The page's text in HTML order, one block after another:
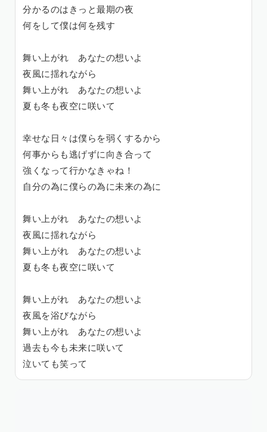
分かるのはきっと最期の夜
何をして僕は何を残す
舞い上がれ あなたの想いよ
夜風に揺れながら
舞い上がれ あなたの想いよ
夏も冬も夜空に咲いて
幸せな日々は僕らを弱くするから
何事からも逃げずに向き合って
強くなって行かなきゃね！
自分の為に僕らの為に未来の為に
舞い上がれ あなたの想いよ
夜風に揺れながら
舞い上がれ あなたの想いよ
夏も冬も夜空に咲いて
舞い上がれ あなたの想いよ
夜風を浴びながら
舞い上がれ あなたの想いよ
過去も今も未来に咲いて
泣いても笑って